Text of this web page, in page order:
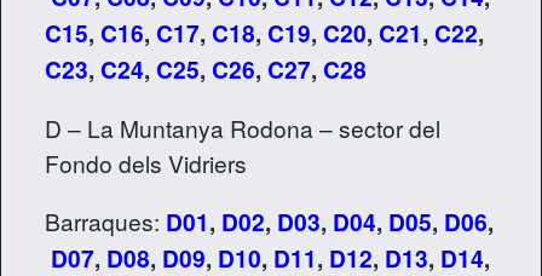
C15, C16, C17, C18, C19, C20, C21, C22,
C23, C24, C25, C26, C27, C28
D – La Muntanya Rodona – sector del
Fondo dels Vidriers
Barraques: D01, D02, D03, D04, D05, D06,
D07, D08, D09, D10, D11, D12, D13, D14,